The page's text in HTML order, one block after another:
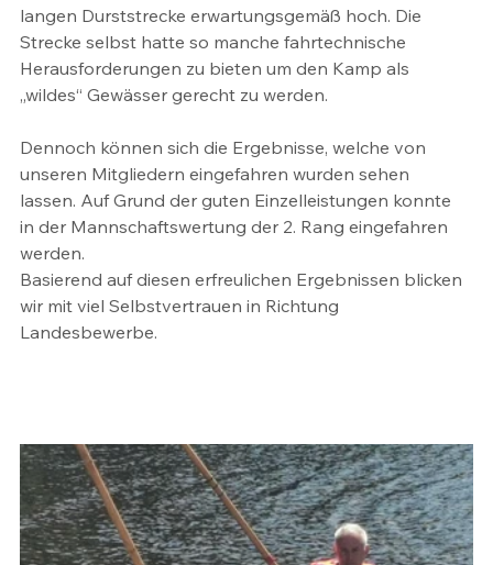
langen Durststrecke erwartungsgemäß hoch. Die
Strecke selbst hatte so manche fahrtechnische
Herausforderungen zu bieten um den Kamp als
„wildes“ Gewässer gerecht zu werden.
Dennoch können sich die Ergebnisse, welche von
unseren Mitgliedern eingefahren wurden sehen
lassen. Auf Grund der guten Einzelleistungen konnte
in der Mannschaftswertung der 2. Rang eingefahren
werden.
Basierend auf diesen erfreulichen Ergebnissen blicken
wir mit viel Selbstvertrauen in Richtung
Landesbewerbe.